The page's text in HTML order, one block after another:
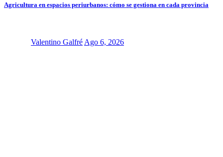
Agricultura en espacios periurbanos: cómo se gestiona en cada provincia
Valentino Galfré Ago 6, 2026